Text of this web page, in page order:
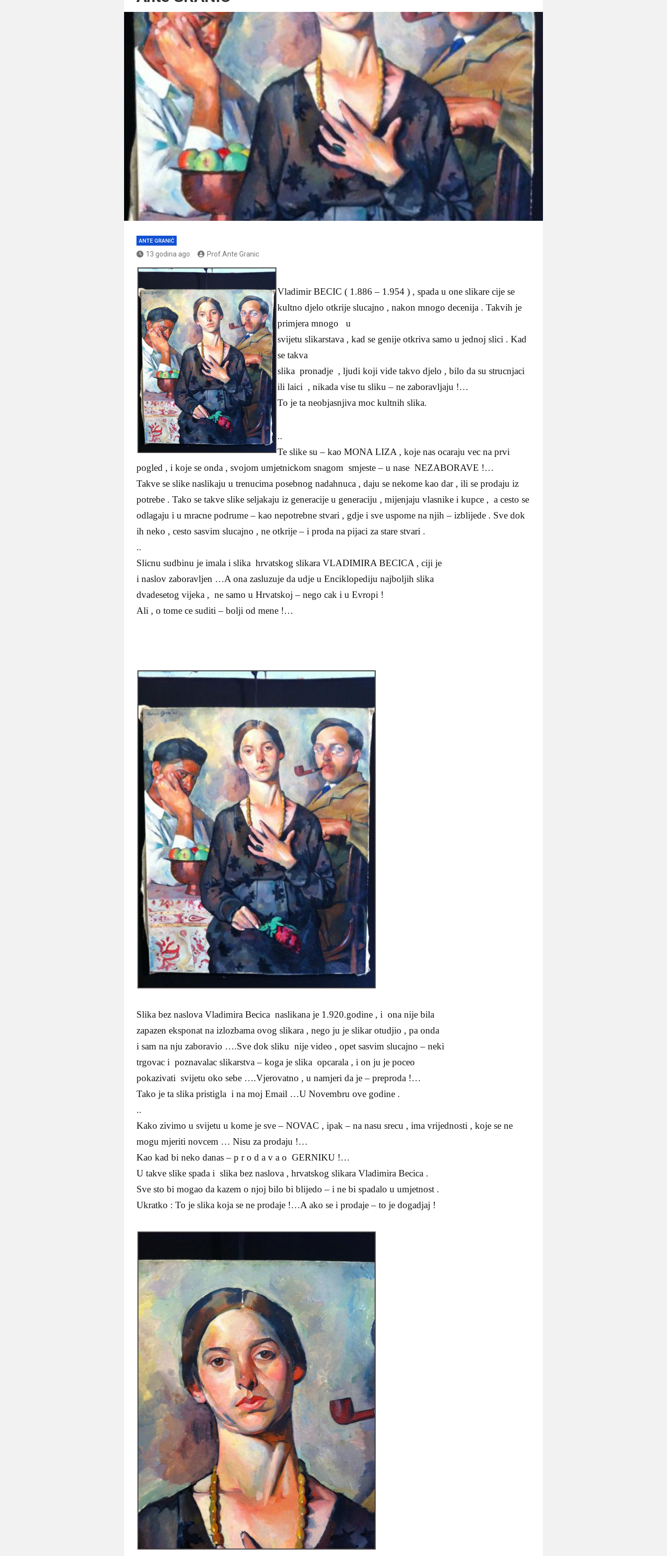
ANTE GRANIĆ
13 godina ago Prof.Ante Granic
Vladimir BECIC ( 1.886 – 1.954 ) , spada u one slikare cije se
kultno djelo otkrije slucajno , nakon mnogo decenija . Takvih je
primjera mnogo u
svijetu slikarstava , kad se genije otkriva samo u jednoj slici . Kad
se takva
slika pronadje , ljudi koji vide takvo djelo , bilo da su strucnjaci
ili laici , nikada vise tu sliku – ne zaboravljaju !…
To je ta neobjasnjiva moc kultnih slika.
..
Te slike su – kao MONA LIZA , koje nas ocaraju vec na prvi
pogled , i koje se onda , svojom umjetnickom snagom smjeste – u nase NEZABORAVE !…
Takve se slike naslikaju u trenucima posebnog nadahnuca , daju se nekome kao dar , ili se prodaju iz
potrebe . Tako se takve slike seljakaju iz generacije u generaciju , mijenjaju vlasnike i kupce , a cesto se
odlagaju i u mracne podrume – kao nepotrebne stvari , gdje i sve uspome na njih – izblijede . Sve dok
ih neko , cesto sasvim slucajno , ne otkrije – i proda na pijaci za stare stvari .
..
Slicnu sudbinu je imala i slika hrvatskog slikara VLADIMIRA BECICA , ciji je
i naslov zaboravljen …A ona zasluzuje da udje u Enciklopediju najboljih slika
dvadesetog vijeka , ne samo u Hrvatskoj – nego cak i u Evropi !
Ali , o tome ce suditi – bolji od mene !…
Slika bez naslova Vladimira Becica naslikana je 1.920.godine , i ona nije bila
zapazen eksponat na izlozbama ovog slikara , nego ju je slikar otudjio , pa onda
i sam na nju zaboravio ….Sve dok sliku nije video , opet sasvim slucajno – neki
trgovac i poznavalac slikarstva – koga je slika opcarala , i on ju je poceo
pokazivati svijetu oko sebe ….Vjerovatno , u namjeri da je – preproda !…
Tako je ta slika pristigla i na moj Email …U Novembru ove godine .
..
Kako zivimo u svijetu u kome je sve – NOVAC , ipak – na nasu srecu , ima vrijednosti , koje se ne
mogu mjeriti novcem … Nisu za prodaju !…
Kao kad bi neko danas – p r o d a v a o GERNIKU !…
U takve slike spada i slika bez naslova , hrvatskog slikara Vladimira Becica .
Sve sto bi mogao da kazem o njoj bilo bi blijedo – i ne bi spadalo u umjetnost .
Ukratko : To je slika koja se ne prodaje !…A ako se i prodaje – to je dogadjaj !